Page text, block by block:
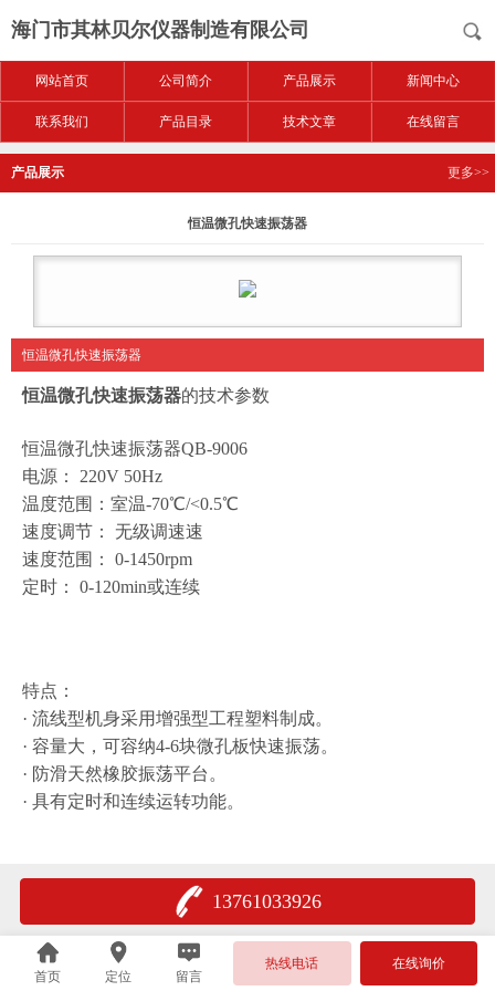
海门市其林贝尔仪器制造有限公司
网站首页 公司简介 产品展示 新闻中心
联系我们 产品目录 技术文章 在线留言
产品展示 更多>>
恒温微孔快速振荡器
恒温微孔快速振荡器
恒温微孔快速振荡器的技术参数
恒温微孔快速振荡器QB-9006
电源： 220V 50Hz
温度范围：室温-70℃/<0.5℃
速度调节： 无级调速速
速度范围： 0-1450rpm
定时： 0-120min或连续
特点：
· 流线型机身采用增强型工程塑料制成。
· 容量大，可容纳4-6块微孔板快速振荡。
· 防滑天然橡胶振荡平台。
· 具有定时和连续运转功能。
13761033926
首页 定位 留言
热线电话 在线询价